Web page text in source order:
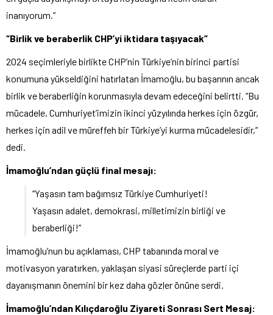
inanıyorum.”
“Birlik ve beraberlik CHP’yi iktidara taşıyacak”
2024 seçimleriyle birlikte CHP’nin Türkiye’nin birinci partisi
konumuna yükseldiğini hatırlatan İmamoğlu, bu başarının ancak
birlik ve beraberliğin korunmasıyla devam edeceğini belirtti. “Bu
mücadele, Cumhuriyet’imizin ikinci yüzyılında herkes için özgür,
herkes için adil ve müreffeh bir Türkiye’yi kurma mücadelesidir,”
dedi.
İmamoğlu’ndan güçlü final mesajı:
“Yaşasın tam bağımsız Türkiye Cumhuriyeti!
Yaşasın adalet, demokrasi, milletimizin birliği ve
beraberliği!”
İmamoğlu’nun bu açıklaması, CHP tabanında moral ve
motivasyon yaratırken, yaklaşan siyasi süreçlerde parti içi
dayanışmanın önemini bir kez daha gözler önüne serdi.
İmamoğlu’ndan Kılıçdaroğlu Ziyareti Sonrası Sert Mesaj: